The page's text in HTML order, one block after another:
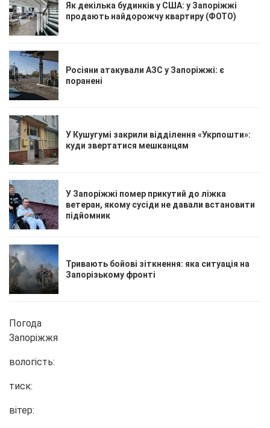
Як декілька будинків у США: у Запоріжжі
продають найдорожчу квартиру (ФОТО)
Росіяни атакували АЗС у Запоріжжі: є
поранені
У Кушугумі закрили відділення «Укрпошти»:
куди звертатися мешканцям
У Запоріжжі помер прикутий до ліжка
ветеран, якому сусіди не давали встановити
підйомник
Тривають бойові зіткнення: яка ситуація на
Запорізькому фронті
Погода
Запоріжжя
вологість:
тиск:
вітер: